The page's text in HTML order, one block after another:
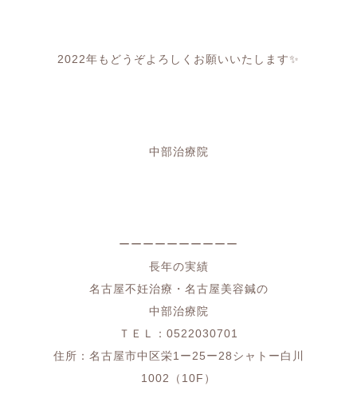
2022年もどうぞよろしくお願いいたします✨
中部治療院
ーーーーーーーーーー
長年の実績
名古屋不妊治療・名古屋美容鍼の
中部治療院
ＴＥＬ：0522030701
住所：名古屋市中区栄1ー25ー28シャトー白川
1002（10F）